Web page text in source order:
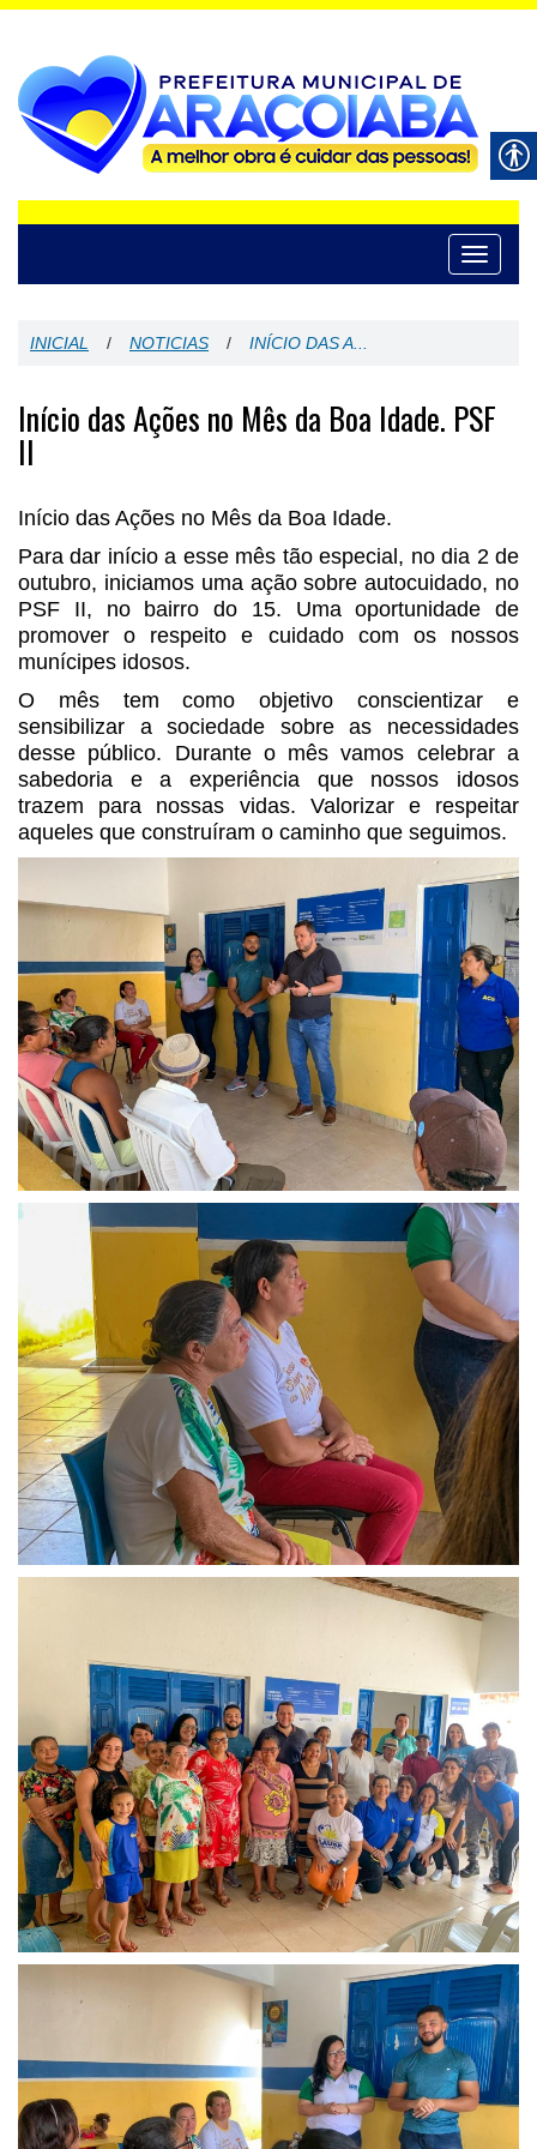
Toggle
INICIAL / NOTICIAS / INÍCIO DAS A...
Início das Ações no Mês da Boa Idade. PSF
II
Início das Ações no Mês da Boa Idade.
Para dar início a esse mês tão especial, no dia 2 de
outubro, iniciamos uma ação sobre autocuidado, no
PSF II, no bairro do 15. Uma oportunidade de
promover o respeito e cuidado com os nossos
munícipes idosos.
O mês tem como objetivo conscientizar e
sensibilizar a sociedade sobre as necessidades
desse público. Durante o mês vamos celebrar a
sabedoria e a experiência que nossos idosos
trazem para nossas vidas. Valorizar e respeitar
aqueles que construíram o caminho que seguimos.